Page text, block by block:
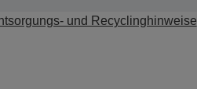
und Recyclinghinweise